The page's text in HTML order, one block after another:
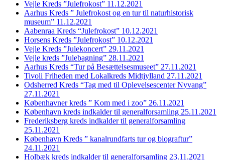
Vejle Kreds ”Julefrokost” 11.12.2021
Aarhus Kreds ” Julefrokost og en tur til naturhistorisk
museum” 11.12.2021
Aabenraa Kreds “Julefrokost” 10.12.2021
Horsens Kreds ”Julefrokost” 10.12.2021
Vejle Kreds ”Julekoncert” 29.11.2021
Vejle kreds ”Julebagning” 28.11.2021
Aarhus Kreds “Tur på Besættelsesmuseet” 27.11.2021
Tivoli Friheden med Lokalkreds Midtjylland 27.11.2021
Odsherred Kreds “Tag med til Oplevelsescenter Nyvang”
27.11.2021
Københavner kreds ” Kom med i zoo” 26.11.2021
København kreds indkalder til generalforsamling 25.11.2021
Frederiksberg kreds indkalder til generalforsamling
25.11.2021
København Kreds ” kanalrundfarts tur og biograftur”
24.11.2021
Holbæk kreds indkalder til generalforsamling 23.11.2021